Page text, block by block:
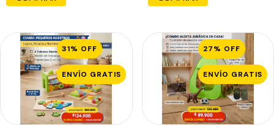
31% OFF
ENVÍO GRATIS
27% OFF
ENVÍO GRATIS